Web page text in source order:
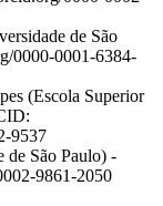
de São
0000-0001-6384-
(Escola Superior
9537
de São Paulo) -
9861-2050